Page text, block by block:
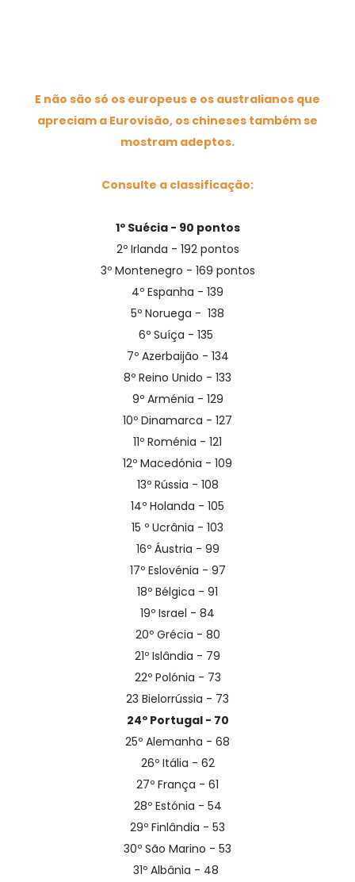
E não são só os europeus e os australianos que
apreciam a Eurovisão, os chineses também se
mostram adeptos.
Consulte a classificação:
1º Suécia - 90 pontos
2º Irlanda - 192 pontos
3º Montenegro - 169 pontos
4º Espanha - 139
5º Noruega - 138
6º Suíça - 135
7º Azerbaijão - 134
8º Reino Unido - 133
9º Arménia - 129
10º Dinamarca - 127
11º Roménia - 121
12º Macedónia - 109
13º Rússia - 108
14º Holanda - 105
15 º Ucrânia - 103
16º Áustria - 99
17º Eslovénia - 97
18º Bélgica - 91
19º Israel - 84
20º Grécia - 80
21º Islândia - 79
22º Polónia - 73
23 Bielorrússia - 73
24º Portugal - 70
25º Alemanha - 68
26º Itália - 62
27º França - 61
28º Estónia - 54
29º Finlândia - 53
30º São Marino - 53
31º Albânia - 48